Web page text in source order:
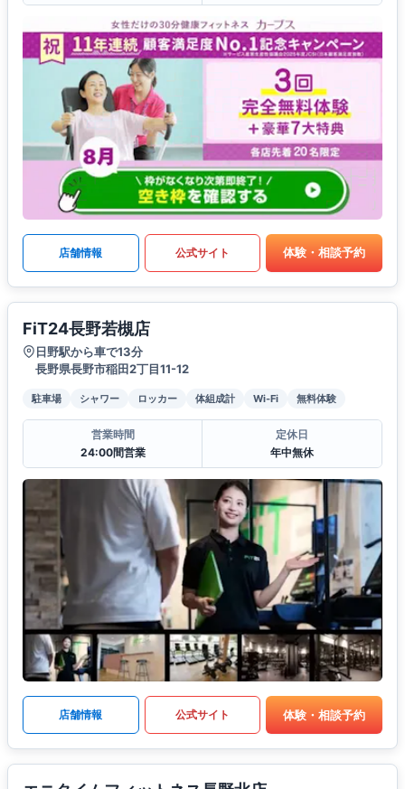
店舗情報 公式サイト 体験・相談予約
FiT24長野若槻店
日野駅から車で13分
長野県長野市稲田2丁目11-12
駐車場 シャワー ロッカー 体組成計 Wi-Fi 無料体験
営業時間
24:00間営業
定休日
年中無休
店舗情報 公式サイト 体験・相談予約